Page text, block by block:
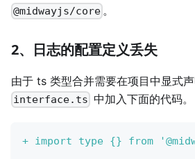
@midwayjs/core 。
2、日志的配置定义丢失
由于 ts 类型合并需要在项目中显式
interface.ts 中加入下面的代码。
+ import type {} from